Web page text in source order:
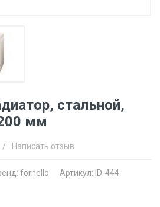
стальной,
мм
/ Написать отзыв
fornello Артикул: ID-444